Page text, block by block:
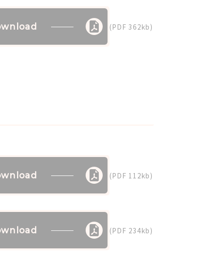
(PDF 362kb)
(PDF 112kb)
(PDF 234kb)